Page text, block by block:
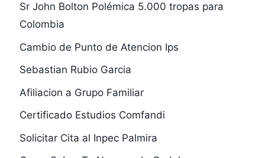
Sr John Bolton Polémica 5.000 tropas para
Colombia
Cambio de Punto de Atencion Ips
Sebastian Rubio Garcia
Afiliacion a Grupo Familiar
Certificado Estudios Comfandi
Solicitar Cita al Inpec Palmira